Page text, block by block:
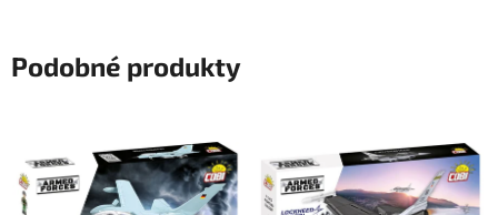
Podobné produkty